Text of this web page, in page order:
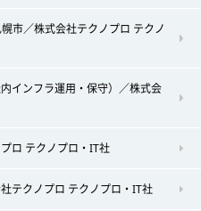
市／株式会社テクノプロ テクノ
インフラ運用・保守）／株式会
ロ テクノプロ・IT社
テクノプロ テクノプロ・IT社